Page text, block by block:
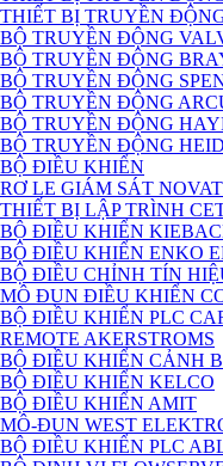
THIẾT BỊ TRUYỀN
BỘ TRUYỀN ĐỘNG
BỘ TRUYỀN ĐỘNG
BỘ TRUYỀN ĐỘNG
BỘ TRUYỀN ĐỘNG
BỘ TRUYỀN ĐỘNG
BỘ TRUYỀN ĐỘNG
BỘ ĐIỀU KHIỂN
RƠ LE GIÁM SÁT
THIẾT BỊ LẬP TRÌNH
BỘ ĐIỀU KHIỂN
BỘ ĐIỀU KHIỂN ENKO
BỘ ĐIỀU CHỈNH TÍN
MÔ ĐUN ĐIỀU KHIỂN
BỘ ĐIỀU KHIỂN PLC
REMOTE AKERSTROMS
BỘ ĐIỀU KHIỂN CẢNH
BỘ ĐIỀU KHIỂN KELCO
BỘ ĐIỀU KHIỂN AMIT
MÔ-ĐUN WEST
BỘ ĐIỀU KHIỂN PLC